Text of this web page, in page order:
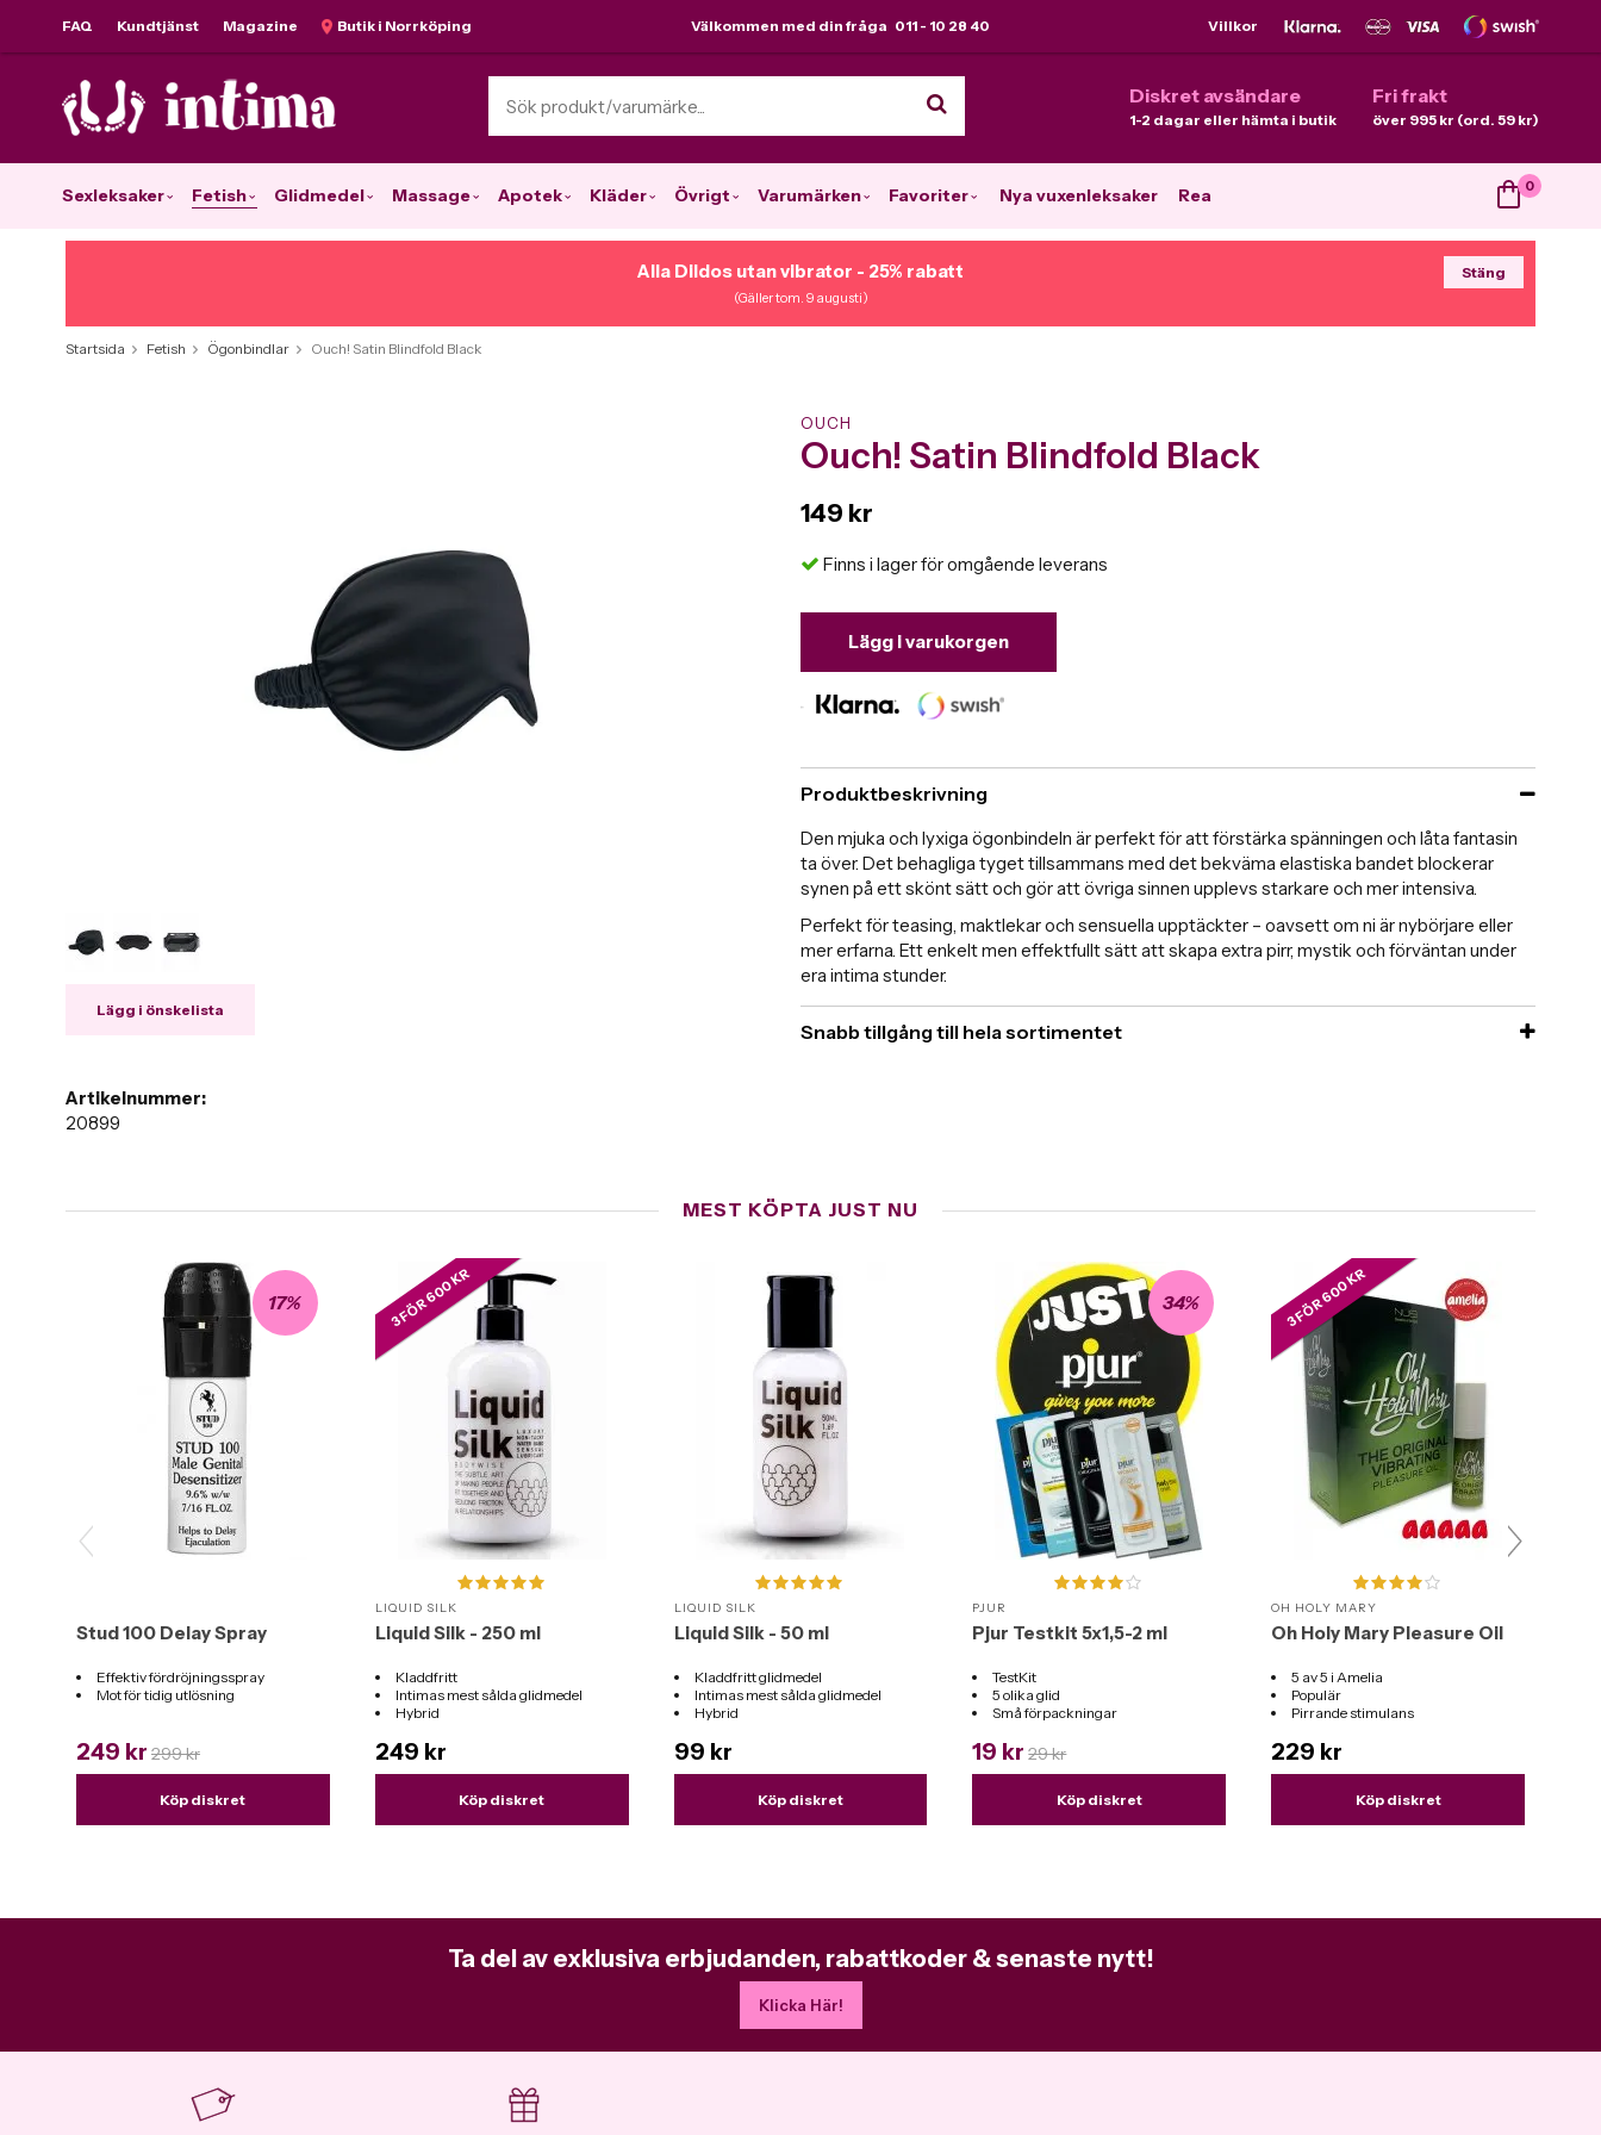
FAQ Kundtjänst Magazine Butik i Norrköping Villkor
Välkommen med din fråga 011 - 10 28 40
Diskret avsändare
1-2 dagar eller hämta i butik
Fri frakt
över 995 kr (ord. 59 kr)
Sexleksaker Fetish Glidmedel Massage Apotek Kläder Övrigt Varumärken Favoriter Nya vuxenleksaker Rea 0
Alla Dildos utan vibrator - 25% rabatt
(Gäller tom. 9 augusti)
Stäng
Startsida Fetish Ögonbindlar Ouch! Satin Blindfold Black
OUCH
Ouch! Satin Blindfold Black
149 kr
Finns i lager för omgående leverans
Lägg i varukorgen
Produktbeskrivning
Den mjuka och lyxiga ögonbindeln är perfekt för att förstärka spänningen och låta fantasin
ta över. Det behagliga tyget tillsammans med det bekväma elastiska bandet blockerar
synen på ett skönt sätt och gör att övriga sinnen upplevs starkare och mer intensiva.
Perfekt för teasing, maktlekar och sensuella upptäckter – oavsett om ni är nybörjare eller
mer erfarna. Ett enkelt men effektfullt sätt att skapa extra pirr, mystik och förväntan under
era intima stunder.
Snabb tillgång till hela sortimentet
Lägg i önskelista
Artikelnummer:
20899
MEST KÖPTA JUST NU
17%
Stud 100 Delay Spray
Effektiv fördröjningsspray
Mot för tidig utlösning
249 kr 299 kr
Köp diskret
3 FÖR 600 KR
LIQUID SILK
Liquid Silk - 250 ml
Kladdfritt
Intimas mest sålda glidmedel
Hybrid
249 kr
Köp diskret
LIQUID SILK
Liquid Silk - 50 ml
Kladdfritt glidmedel
Intimas mest sålda glidmedel
Hybrid
99 kr
Köp diskret
34%
PJUR
Pjur Testkit 5x1,5-2 ml
TestKit
5 olika glid
Små förpackningar
19 kr 29 kr
Köp diskret
3 FÖR 600 KR
OH HOLY MARY
Oh Holy Mary Pleasure Oil
5 av 5 i Amelia
Populär
Pirrande stimulans
229 kr
Köp diskret
Ta del av exklusiva erbjudanden, rabattkoder & senaste nytt!
Klicka Här!